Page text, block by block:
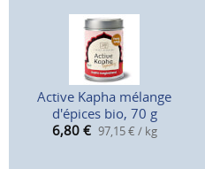
Active Kapha mélange
d'épices bio, 70 g
6,80 € 97,15 € / kg